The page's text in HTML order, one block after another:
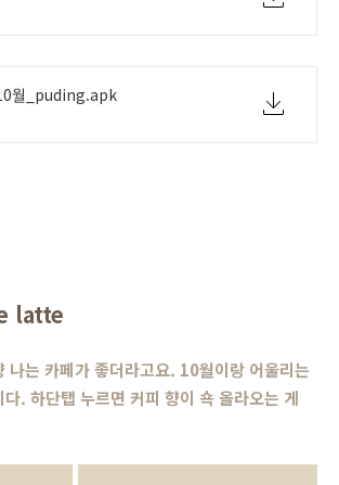
latte
나는 카페가 좋더라고요. 10월이랑 어울리는
. 하단탭 누르면 커피 향이 쇽 올라오는 게